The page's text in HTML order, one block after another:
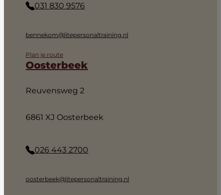
031 830 9576
bennekom@litepersonaltraining.nl
Plan je route
Oosterbeek
Reuvensweg 2
6861 XJ Oosterbeek
026 443 2700
oosterbeek@litepersonaltraining.nl